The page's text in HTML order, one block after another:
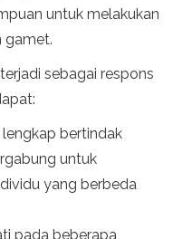
untuk melakukan
gamet.
sebagai respons
lengkap bertindak
untuk
yang berbeda
pada beberapa